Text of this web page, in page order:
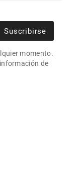
Suscribirse
momento.
de